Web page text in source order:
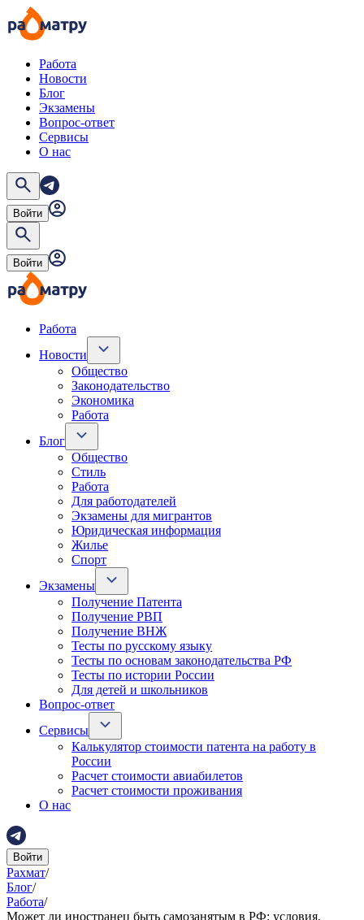
Работа
Новости
Блог
Экзамены
Вопрос-ответ
Сервисы
О нас
Войти
Войти
Работа
Новости
Общество
Законодательство
Экономика
Работа
Блог
Общество
Стиль
Работа
Для работодателей
Экзамены для мигрантов
Юридическая информация
Жилье
Спорт
Экзамены
Получение Патента
Получение РВП
Получение ВНЖ
Тесты по русскому языку
Тесты по основам законодательства РФ
Тесты по истории России
Для детей и школьников
Вопрос-ответ
Сервисы
Калькулятор стоимости патента на работу в
России
Расчет стоимости авиабилетов
Расчет стоимости проживания
О нас
Войти
Рахмат/
Блог/
Работа/
Может ли иностранец быть самозанятым в РФ: условия,